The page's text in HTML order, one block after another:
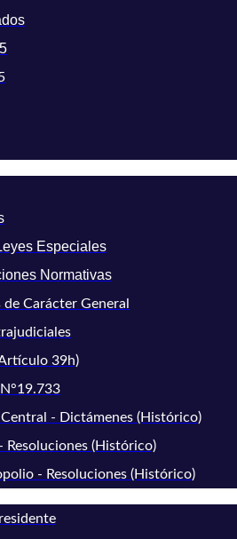
Especiales
Normativas
de Carácter General
39h)
- Dictámenes (Histórico)
Resoluciones (Histórico)
- Resoluciones (Histórico)